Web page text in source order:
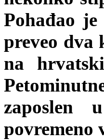
Pohađao
preveo dva
na
zaposlen
povremeno